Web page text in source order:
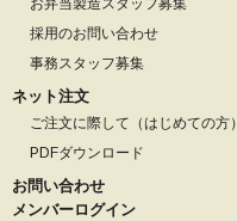
お弁当製造スタッフ募集
採用のお問い合わせ
事務スタッフ募集
ネット注文
ご注文に際して（はじめての方）
PDFダウンロード
お問い合わせ
メンバーログイン